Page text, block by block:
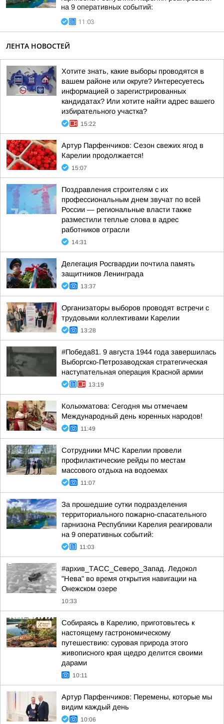
на 9 оперативных событий:
11:03
ЛЕНТА НОВОСТЕЙ
Хотите знать, какие выборы проводятся в
вашем районе или округе? Интересуетесь
информацией о зарегистрированных
кандидатах? Или хотите найти адрес вашего
избирательного участка?
15:22
Артур Парфенчиков: Сезон свежих ягод в
Карелии продолжается!
15:07
Поздравления строителям с их
профессиональным днем звучат по всей
России — региональные власти также
разместили теплые слова в адрес
работников отрасли
14:31
Делегация Росгвардии почтила память
защитников Ленинграда
13:37
Организаторы выборов проводят встречи с
трудовыми коллективами Карелии
13:28
#Победа81. 9 августа 1944 года завершилась
Выборгско-Петрозаводская стратегическая
наступательная операция Красной армии
13:19
Колыхматова: Сегодня мы отмечаем
Международный день коренных народов!
11:49
Сотрудники МЧС Карелии провели
профилактические рейды по местам
массового отдыха на водоемах
11:07
За прошедшие сутки подразделения
территориального пожарно-спасательного
гарнизона Республики Карелия реагировали
на 9 оперативных событий:
11:03
#архив_ТАСС_Северо_Запад. Ледокол
"Нева" во время открытия навигации на
Онежском озере
10:33
Собираясь в Карелию, приготовьтесь к
настоящему гастрономическому
путешествию: суровая природа этого
живописного края щедро делится своими
дарами
10:11
Артур Парфенчиков: Перемены, которые мы
видим каждый день
10:06